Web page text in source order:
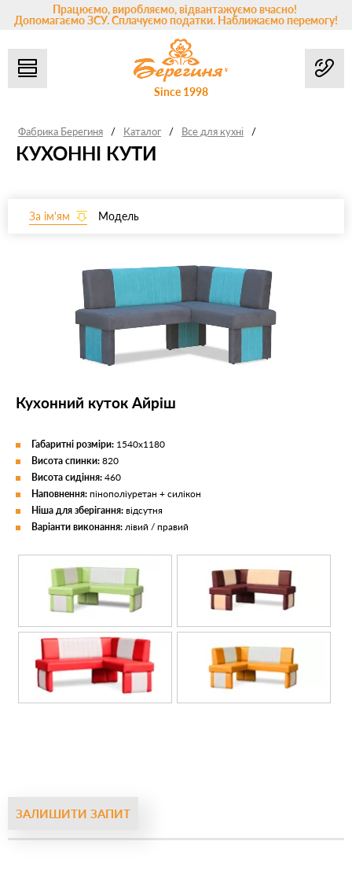
Працюємо, виробляємо, відвантажуємо вчасно!
Допомагаємо ЗСУ. Сплачуємо податки. Наближаємо перемогу!
Since 1998
Фабрика Берегиня / Каталог / Все для кухні /
КУХОННІ КУТИ
За ім'ям Модель
Кухонний куток Айріш
ЗАЛИШИТИ ЗАПИТ
Габаритні розміри: 1540х1180
Висота спинки: 820
Висота сидіння: 460
Наповнення: пінополіуретан + силікон
Ніша для зберігання: відсутня
Варіанти виконання: лівий / правий